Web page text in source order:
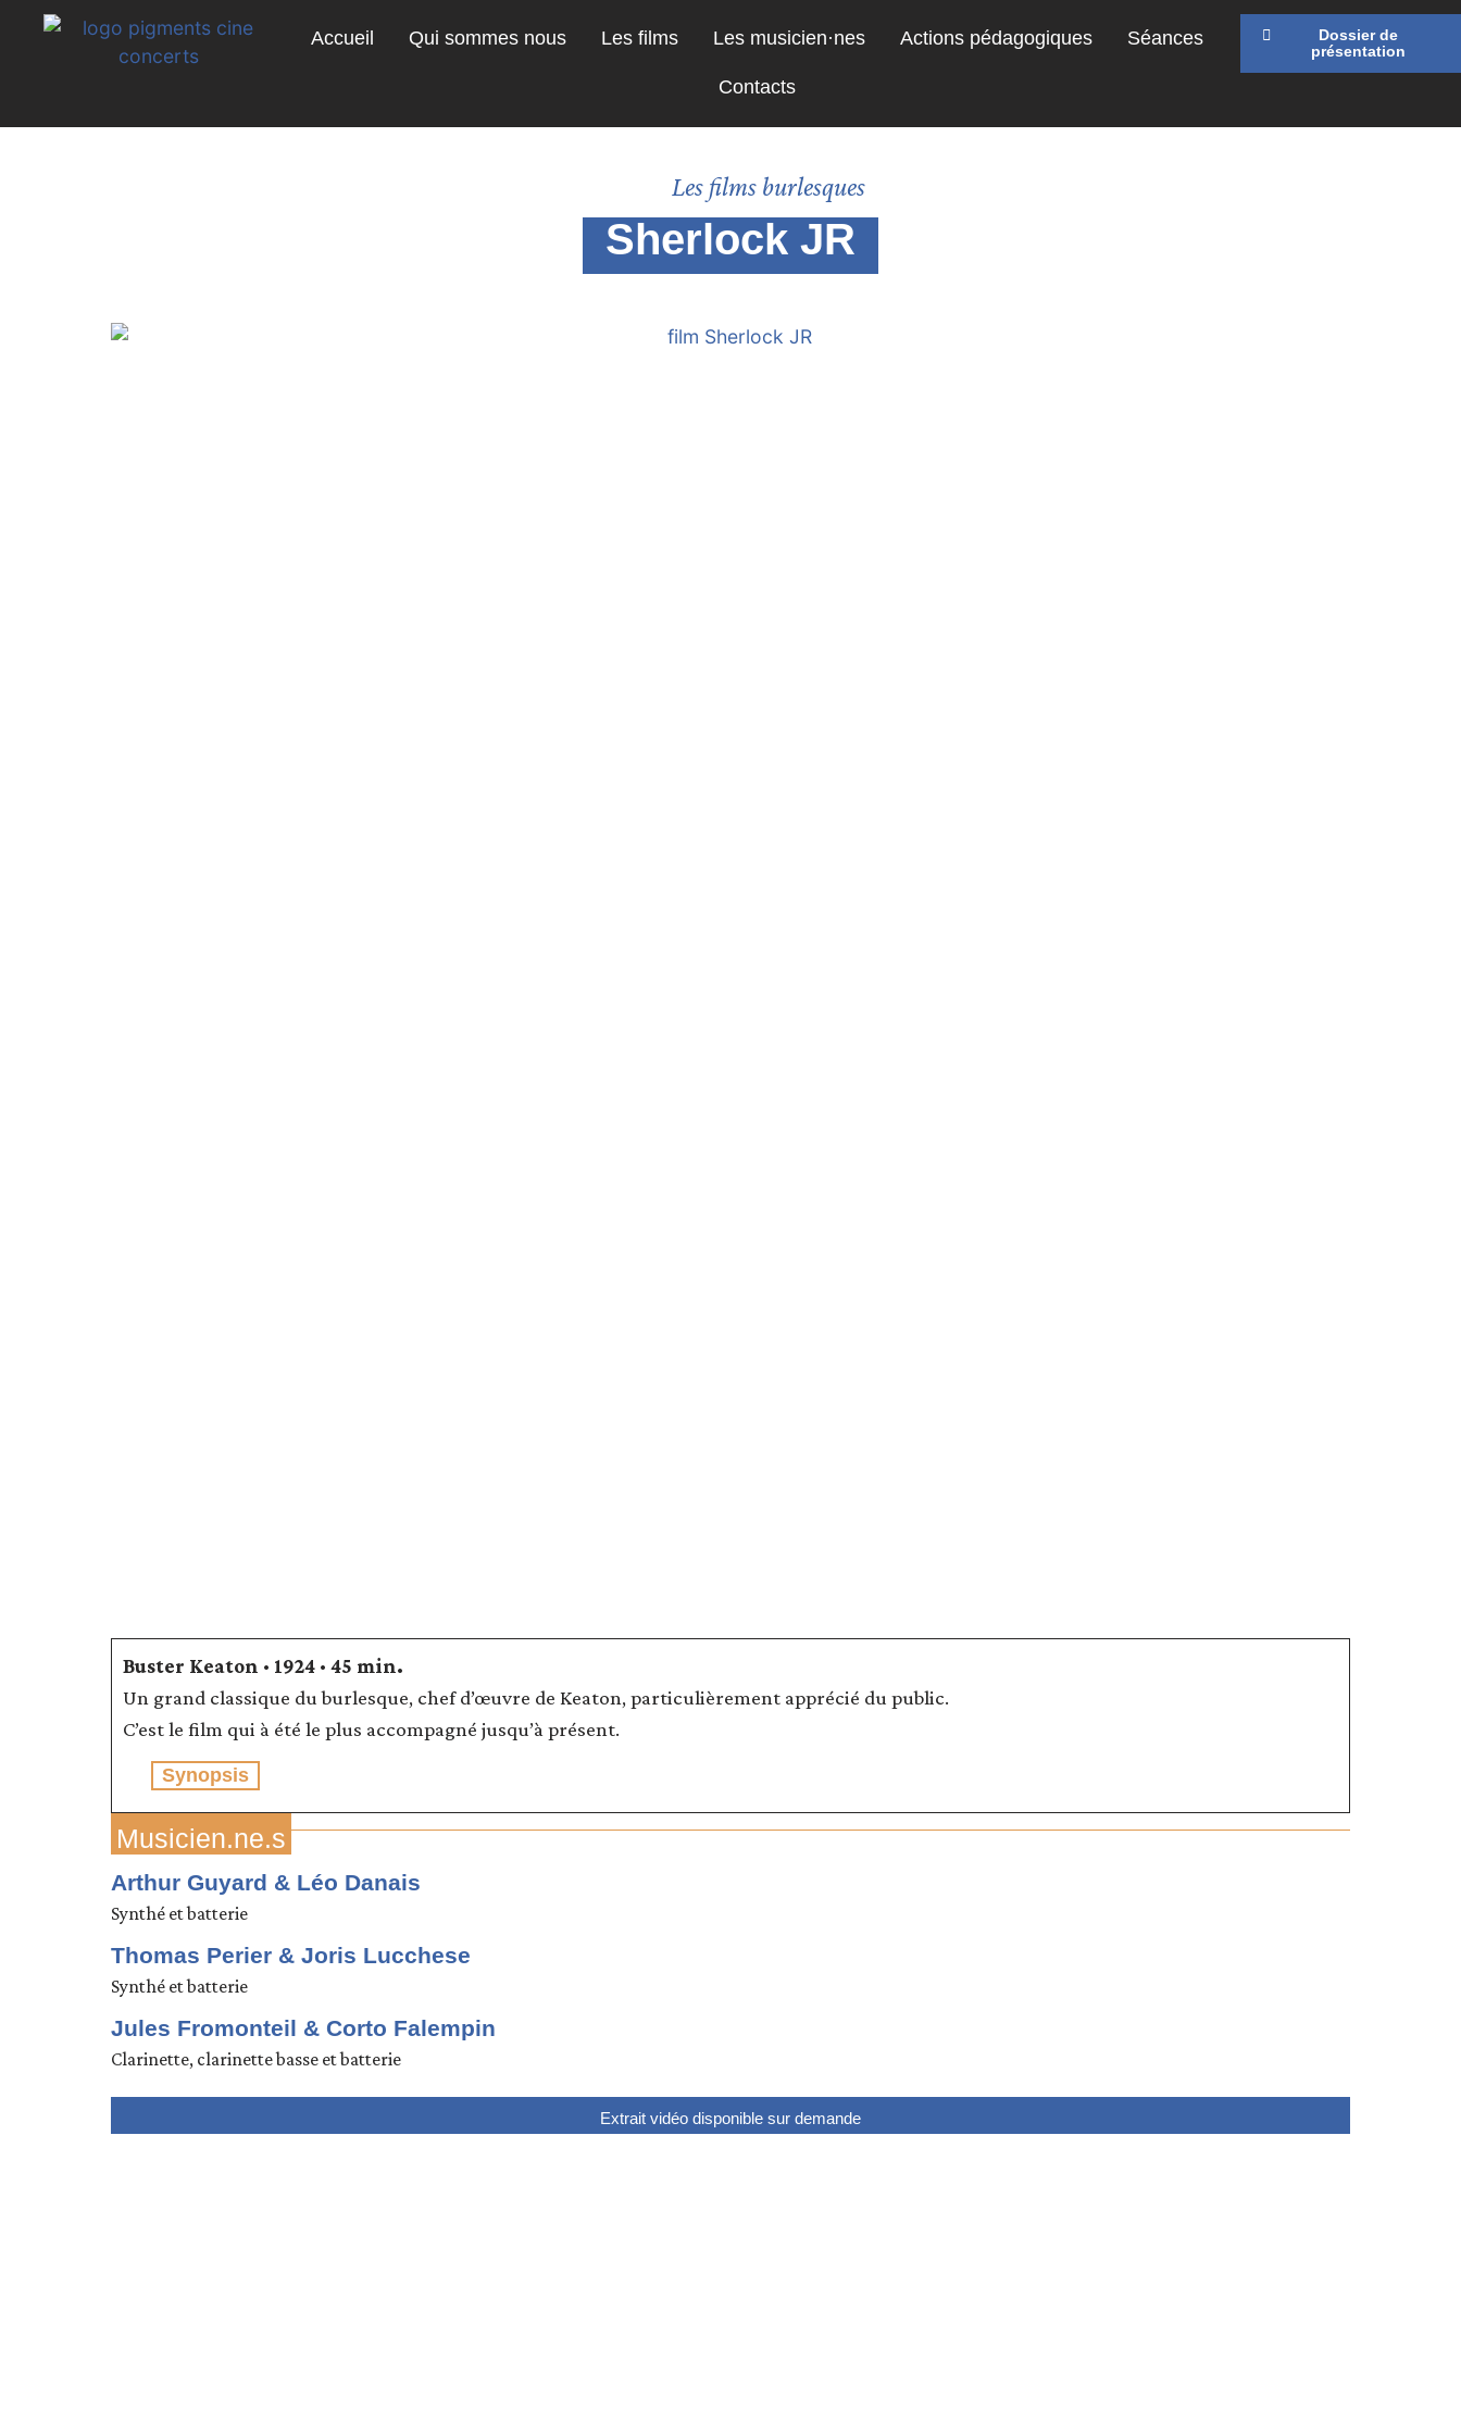
Accueil Qui sommes nous Les films Les musicien·nes Actions pédagogiques Séances
Contacts
Dossier de
présentation
Les films burlesques
Sherlock JR
Buster Keaton · 1924 · 45 min.
Un grand classique du burlesque, chef d’œuvre de Keaton, particulièrement apprécié du public.
C’est le film qui à été le plus accompagné jusqu’à présent.
Synopsis
Musicien.ne.s
Arthur Guyard & Léo Danais
Synthé et batterie
Thomas Perier & Joris Lucchese
Synthé et batterie
Jules Fromonteil & Corto Falempin
Clarinette, clarinette basse et batterie
Extrait vidéo disponible sur demande